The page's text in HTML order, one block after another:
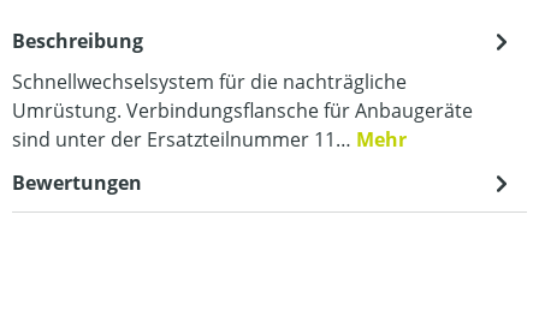
Beschreibung
Schnellwechselsystem für die nachträgliche
Umrüstung. Verbindungsflansche für Anbaugeräte
sind unter der Ersatzteilnummer 11… Mehr
Bewertungen